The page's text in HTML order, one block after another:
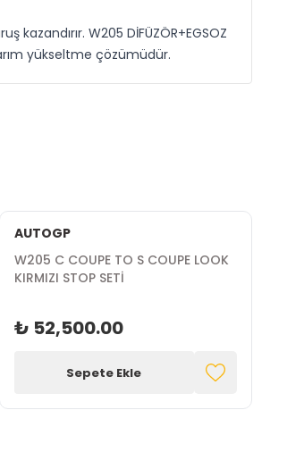
kazandırır. W205 DİFÜZÖR+EGSOZ
yükseltme çözümüdür.
AUTOGP
W205 C COUPE TO S COUPE LOOK
KIRMIZI STOP SETİ
₺ 52,500.00
Sepete Ekle